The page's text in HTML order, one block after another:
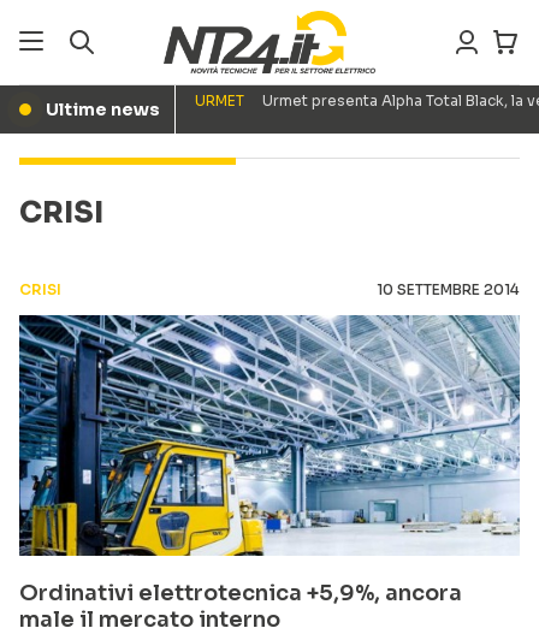
● Ultime news URMET Urmet presenta Alpha Total Black,
CRISI
CRISI 10 SETTEMBRE 2014
Ordinativi elettrotecnica +5,9%, ancora
male il mercato interno